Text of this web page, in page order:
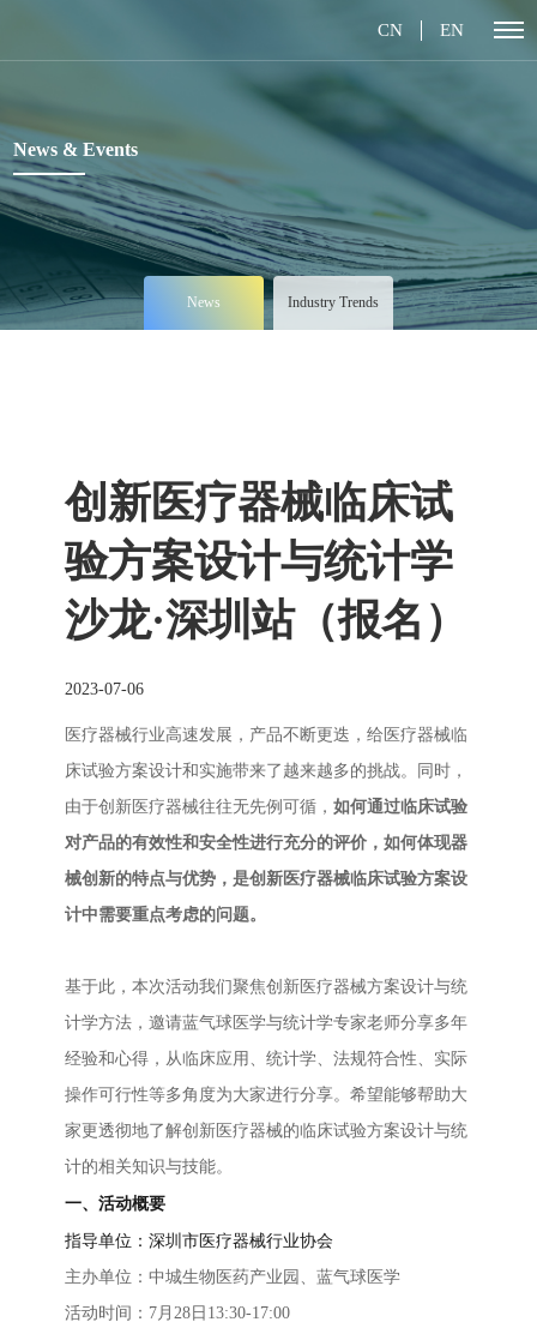
CN EN
News & Events
News Industry Trends
创新医疗器械临床试
验方案设计与统计学
沙龙·深圳站（报名）
2023-07-06
医疗器械行业高速发展，产品不断更迭，给医疗器械临
床试验方案设计和实施带来了越来越多的挑战。同时，
由于创新医疗器械往往无先例可循， 如何通过临床试验
对产品的有效性和安全性进行充分的评价，如何体现器
械创新的特点与优势，是创新医疗器械临床试验方案设
计中需要重点考虑的问题。
基于此，本次活动我们聚焦创新医疗器械方案设计与统
计学方法，邀请蓝气球医学与统计学专家老师分享多年
经验和心得，从临床应用、统计学、法规符合性、实际
操作可行性等多角度为大家进行分享。希望能够帮助大
家更透彻地了解创新医疗器械的临床试验方案设计与统
计的相关知识与技能。
一、活动概要
指导单位：深圳市医疗器械行业协会
主办单位：中城生物医药产业园、蓝气球医学
活动时间：7月28日13:30-17:00